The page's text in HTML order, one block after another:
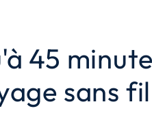
45
sans fil